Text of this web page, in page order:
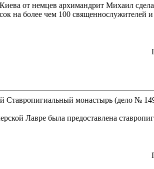
от немцев архимандрит Михаил
на более чем 100 священнослужителей
Ставропигиальный монастырь (дело №
Лавре была предоставлена